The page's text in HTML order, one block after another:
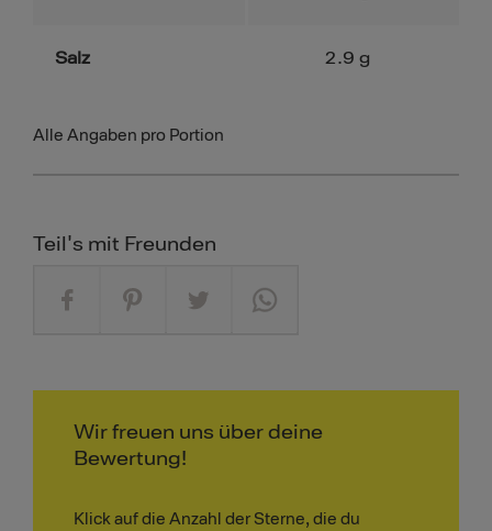
Salz 2.9 g
Alle Angaben pro Portion
Teil's mit Freunden
Wir freuen uns über deine
Bewertung!
Klick auf die Anzahl der Sterne, die du